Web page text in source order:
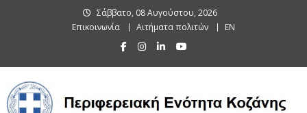
Σάββατο, 08 Αυγούστου, 2026
Επικοινωνία
Αιτήματα πολιτών EN